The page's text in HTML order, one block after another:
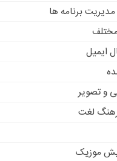
برنامه ها
ایمیل
و تصویر
لغت
موزیک